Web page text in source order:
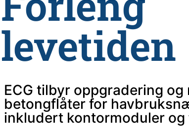
levetiden
ECG tilbyr oppgradering
betongflåter for
inkludert kontormoduler og